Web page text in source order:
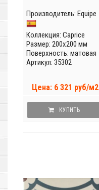
Производитель: Equipe
Коллекция: Caprice
Размер: 200x200 мм
Поверхность: матовая
Артикул: 35302
Цена: 6 321 руб/м2
КУПИТЬ